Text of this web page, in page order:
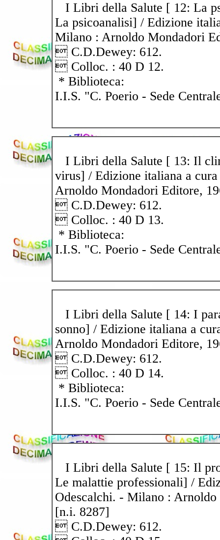
I Libri della Salute [ 12: La
La psicoanalisi] / Edizione
Milano : Arnoldo Mondadori
 C.D.Dewey: 612.
 Colloc. : 40 D 12.
* Biblioteca:
I.I.S. "C. Poerio - Sede
I Libri della Salute [ 13: Il
virus] / Edizione italiana a
Arnoldo Mondadori Editore,
 C.D.Dewey: 612.
 Colloc. : 40 D 13.
* Biblioteca:
I.I.S. "C. Poerio - Sede
I Libri della Salute [ 14: I
sonno] / Edizione italiana a
Arnoldo Mondadori Editore,
 C.D.Dewey: 612.
 Colloc. : 40 D 14.
* Biblioteca:
I.I.S. "C. Poerio - Sede
I Libri della Salute [ 15: Il
Le malattie professionali] /
Odescalchi. - Milano :
[n.i. 8287]
 C.D.Dewey: 612.